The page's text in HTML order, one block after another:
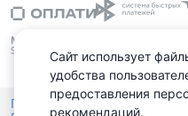
Политика
Сайт использует
удобства
предоставления
рекомендаций.